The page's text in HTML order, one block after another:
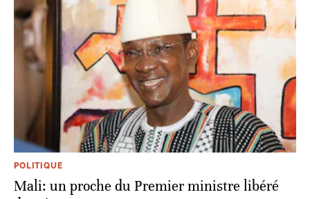
POLITIQUE
Mali: un proche du Premier ministre libéré